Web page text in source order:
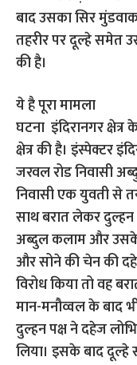
बाद उसका सिर
तहरीर पर दूल्हे समेत
की है।
ये है पूरा मामला
घटना इंदिरानगर
क्षेत्र की है। इंस्पेक्टर
जरवल रोड निवासी
निवासी एक युवती से
साथ बरात लेकर दुल्हन
अब्दुल कलाम और उसके
और सोने की चेन की
विरोध किया तो वह
मान-मनौव्वल के बाद
दुल्हन पक्ष ने दहेज
लिया। इसके बाद दूल्हे